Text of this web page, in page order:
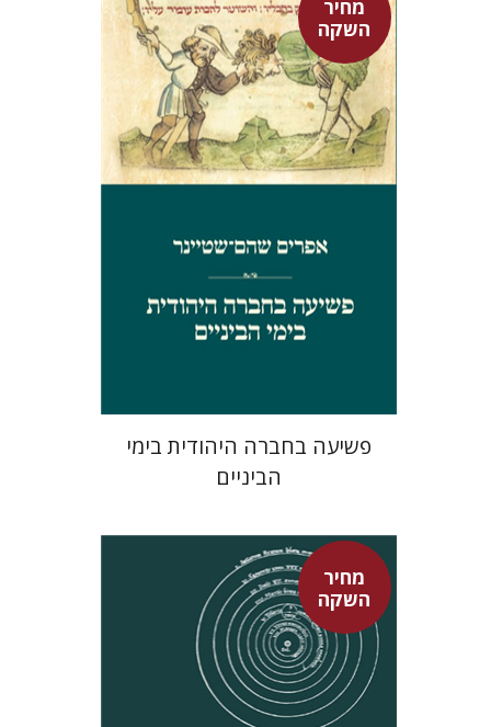
מחיר
השקה
אפרים שהם-שטיינר
מחיר השקה
$42
$29
פשיעה בחברה היהודית בימי
הביניים
מחיר
השקה
צבי מזא"ה
אלישבע הרשלר